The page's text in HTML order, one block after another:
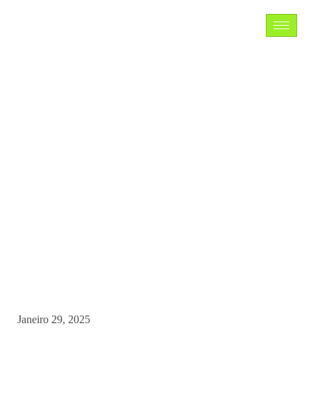
Janeiro 29, 2025